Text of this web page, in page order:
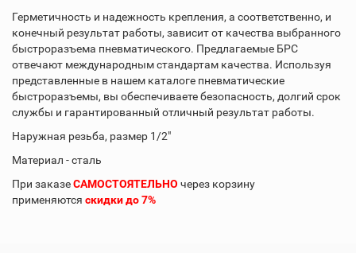
Герметичность и надежность крепления, а соответственно, и
конечный результат работы, зависит от качества выбранного
быстроразъема пневматического. Предлагаемые БРС
отвечают международным стандартам качества. Используя
представленные в нашем каталоге пневматические
быстроразъемы, вы обеспечиваете безопасность, долгий срок
службы и гарантированный отличный результат работы.
Наружная резьба, размер 1/2"
Материал - сталь
При заказеСАМОСТОЯТЕЛЬНО через корзину
применяются скидки до 7%